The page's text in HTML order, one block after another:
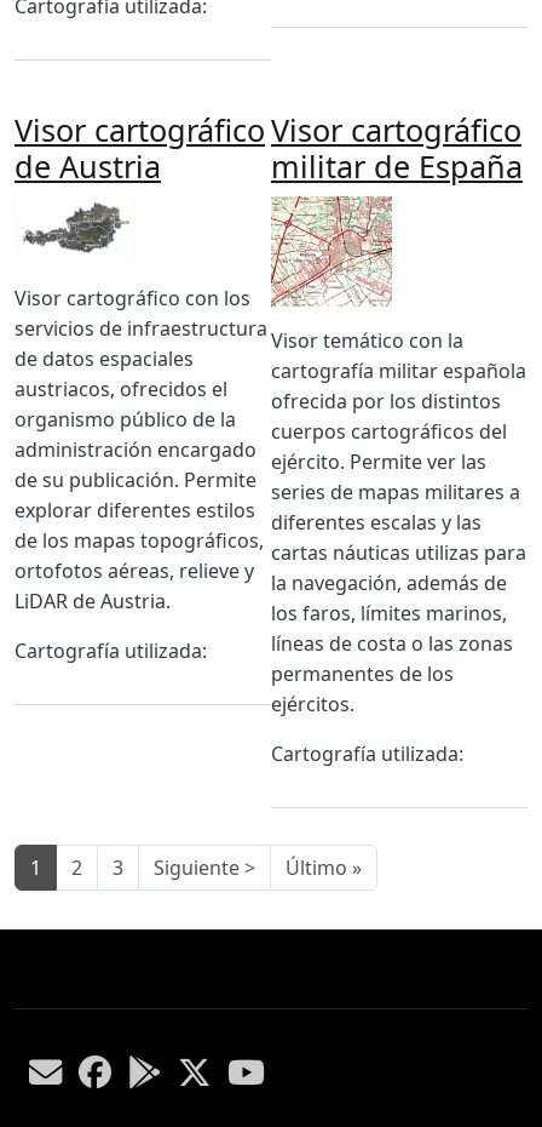
Cartografía utilizada:
Visor cartográfico
de Austria
Imagen
Body
Visor cartográfico con los
servicios de infraestructura
de datos espaciales
austriacos, ofrecidos el
organismo público de la
administración encargado
de su publicación. Permite
explorar diferentes estilos
de los mapas topográficos,
ortofotos aéreas, relieve y
LiDAR de Austria.
Cartografía utilizada:
Visor cartográfico
militar de España
Imagen
Body
Visor temático con la
cartografía militar española
ofrecida por los distintos
cuerpos cartográficos del
ejército. Permite ver las
series de mapas militares a
diferentes escalas y las
cartas náuticas utilizas para
la navegación, además de
los faros, límites marinos,
líneas de costa o las zonas
permanentes de los
ejércitos.
Cartografía utilizada:
Paginación
1 2 3 Siguiente >Siguiente página
Último »Última página